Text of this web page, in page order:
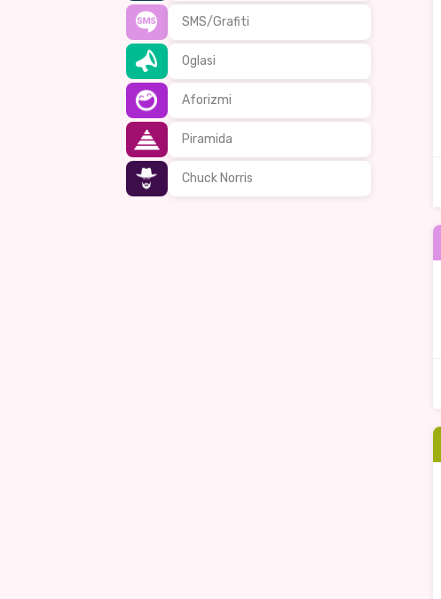
SMS/Grafiti
Oglasi
Aforizmi
Piramida
Chuck Norris